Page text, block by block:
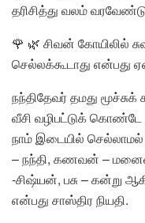
தரிசித்து வலம்
🌹 🌿 சிவன் கோயிலில்
செல்லக்கூடாது என்பது
நந்திதேவர் தமது மூச்சுக்
வீசி வழிபட்டுக் கொண்டே
நாம் இடையில் செல்லாமல்
– நந்தி, கணவன் –
-சிஷ்யன், பசு – கன்று
என்பது சாஸ்திர நியதி.